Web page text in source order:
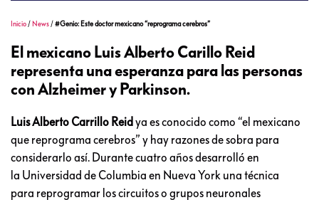
Inicio / News /#Genio: Este doctor mexicano “reprograma cerebros”
El mexicano Luis Alberto Carillo Reid
representa una esperanza para las personas
con Alzheimer y Parkinson.
Luis Alberto Carrillo Reid ya es conocido como “el mexicano
que reprograma cerebros” y hay razones de sobra para
considerarlo así. Durante cuatro años desarrolló en
la Universidad de Columbia en Nueva York una técnica
para reprogramar los circuitos o grupos neuronales